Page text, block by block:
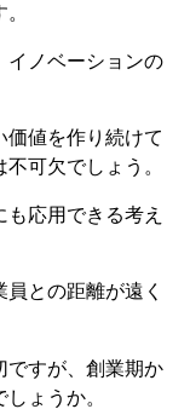
ノベーションの
値を作り続けて
可欠でしょう。
応用できる考え
との距離が遠く
すが、創業期か
ょうか。